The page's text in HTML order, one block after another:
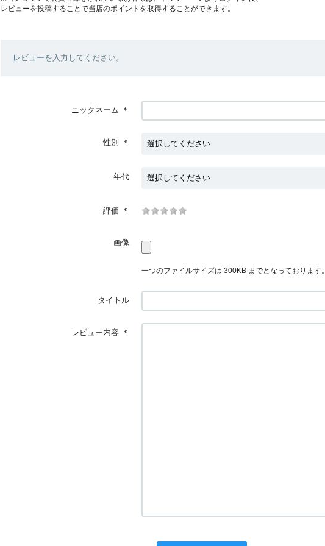
レビューを投稿することで当店のポイントを取得することができます。
レビューを入力してください。
ニックネーム ＊
性別 ＊
年代
評価 ＊
画像
一つのファイルサイズは 300KB までとなっております。
タイトル
レビュー内容 ＊